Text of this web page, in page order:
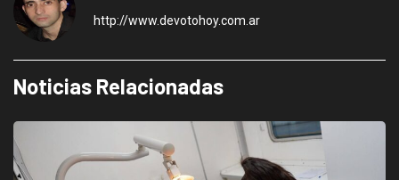
http://www.devotohoy.com.ar
Noticias Relacionadas